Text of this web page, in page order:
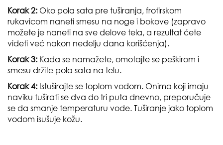
Korak 2: Oko pola sata pre tuširanja, frotirskom
rukavicom naneti smesu na noge i bokove (zapravo
možete je naneti na sve delove tela, a rezultat ćete
videti već nakon nedelju dana korišćenja).
Korak 3: Kada se namažete, omotajte se peškirom i
smesu držite pola sata na telu.
Korak 4: Istuširajte se toplom vodom. Onima koji imaju
naviku tuširati se dva do tri puta dnevno, preporučuje
se da smanje temperaturu vode. Tuširanje jako toplom
vodom isušuje kožu.